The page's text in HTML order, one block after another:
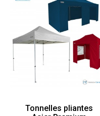
Tonnelles pliantes